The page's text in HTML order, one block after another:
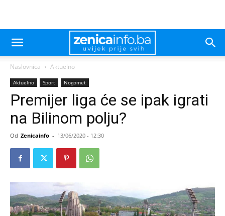
Naslovnica Aktuelno
Aktuelno Sport Nogomet
Premijer liga će se ipak igrati
na Bilinom polju?
Od Zenicainfo - 13/06/2020 - 12:30